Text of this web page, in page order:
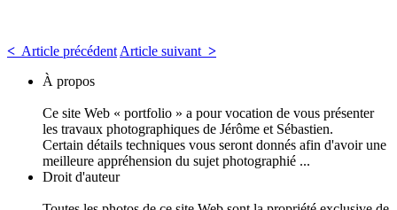
< Article précédent Article suivant >
À propos
Ce site Web « portfolio » a pour vocation de vous présenter
les travaux photographiques de Jérôme et Sébastien.
Certain détails techniques vous seront donnés afin d'avoir une
meilleure appréhension du sujet photographié ...
Droit d'auteur